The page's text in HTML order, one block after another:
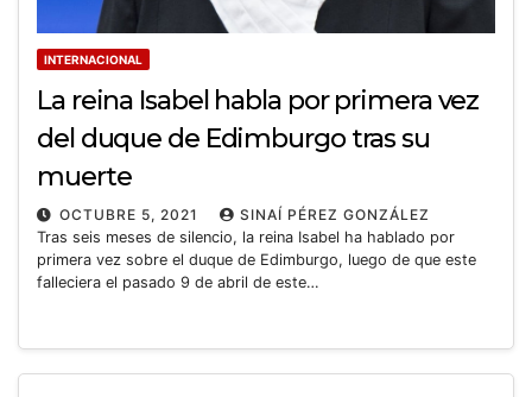
INTERNACIONAL
La reina Isabel habla por primera vez
del duque de Edimburgo tras su
muerte
OCTUBRE 5, 2021
SINAÍ PÉREZ GONZÁLEZ
Tras seis meses de silencio, la reina Isabel ha hablado por
primera vez sobre el duque de Edimburgo, luego de que este
falleciera el pasado 9 de abril de este…